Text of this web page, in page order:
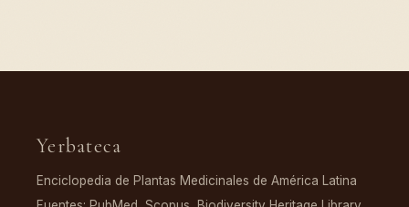
Yerbateca
Enciclopedia de Plantas Medicinales de América Latina